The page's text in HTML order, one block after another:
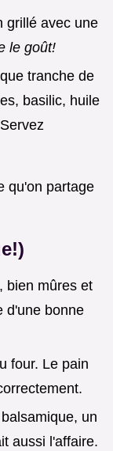
grillé avec une
le goût!
tranche de
basilic, huile
qu'on partage
bien mûres et
d'une bonne
four. Le pain
un
aussi l'affaire.